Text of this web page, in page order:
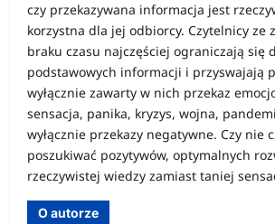
czy przekazywana informacja jest
korzystna dla jej odbiorcy. Czytelnicy ze
braku czasu najczęściej ograniczają się
podstawowych informacji i przyswajają
wyłącznie zawarty w nich przekaz
sensacja, panika, kryzys, wojna,
wyłącznie przekazy negatywne. Czy nie
poszukiwać pozytywów, optymalnych
rzeczywistej wiedzy zamiast taniej
O autorze